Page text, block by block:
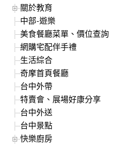
關於教育
中部-遊樂
美食餐廳菜單、價位查詢
網購宅配伴手禮
生活綜合
奇摩首頁餐廳
台中外帶
特賣會、展場好康分享
台中外送
台中景點
快樂廚房